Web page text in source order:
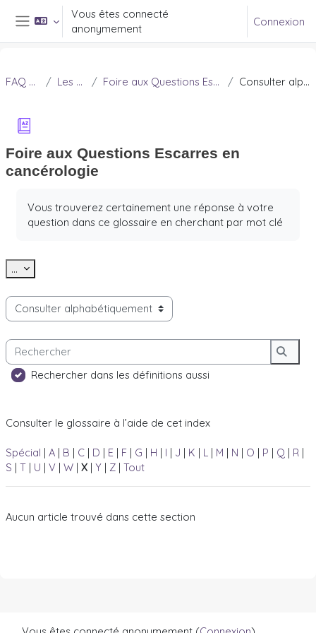
Passer au contenu principal
Panneau latéral
Vous êtes connecté
anonymement
Connexion
FAQ Douleur Les escarres Foire aux Questions Escarres en cancérologie Consulter alphabétiquement
Foire aux Questions Escarres en
cancérologie
Vous trouverez certainement une réponse à votre
question dans ce glossaire en cherchant par mot clé
... Exporter des articles
Consulter le glossaire à l’aide de cet index
Rechercher
Rechercher dans les définitions aussi
Consulter le glossaire à l’aide de cet index
Spécial | A | B | C | D | E | F | G | H | I | J | K | L | M | N | O | P | Q | R |
S | T | U | V | W | X | Y | Z | Tout
Aucun article trouvé dans cette section